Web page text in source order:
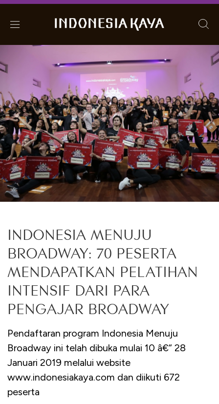
INDONESIA MENUJU
BROADWAY: 70 PESERTA
MENDAPATKAN PELATIHAN
INTENSIF DARI PARA
PENGAJAR BROADWAY
Pendaftaran program Indonesia Menuju
Broadway ini telah dibuka mulai 10 â€“ 28
Januari 2019 melalui website
www.indonesiakaya.com dan diikuti 672
peserta